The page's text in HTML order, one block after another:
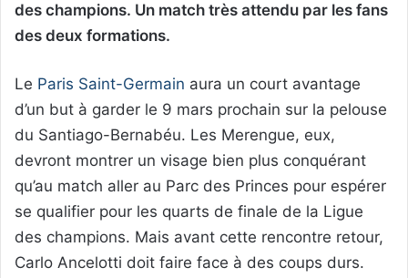
des champions. Un match très attendu par les fans
des deux formations.
Le Paris Saint-Germain aura un court avantage
d’un but à garder le 9 mars prochain sur la pelouse
du Santiago-Bernabéu. Les Merengue, eux,
devront montrer un visage bien plus conquérant
qu’au match aller au Parc des Princes pour espérer
se qualifier pour les quarts de finale de la Ligue
des champions. Mais avant cette rencontre retour,
Carlo Ancelotti doit faire face à des coups durs.